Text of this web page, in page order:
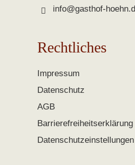
info@gasthof-
Rechtliches
Impressum
Datenschutz
AGB
Barrierefreiheitserklärung
Datenschutzeinstellungen